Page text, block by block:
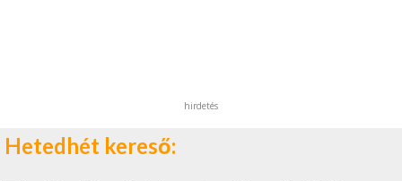
hirdetés
Hetedhét kereső: